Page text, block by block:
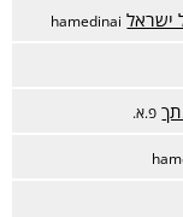
ישראל hamedinai
פ.א.